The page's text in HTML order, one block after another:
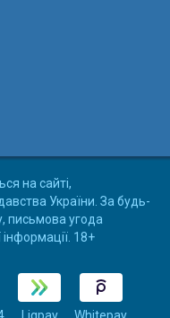
на сайті,
України. За будь-
письмова угода
18+